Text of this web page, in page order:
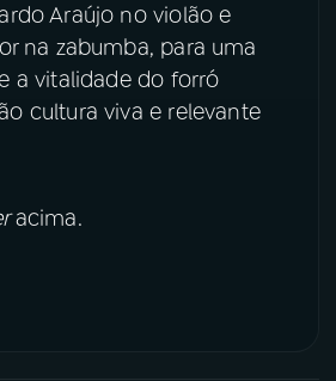
Araújo no violão e
na zabumba, para uma
a vitalidade do forró
cultura viva e relevante
acima.